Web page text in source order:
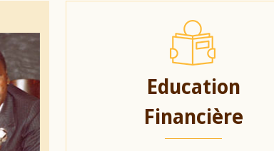
Education
Financière